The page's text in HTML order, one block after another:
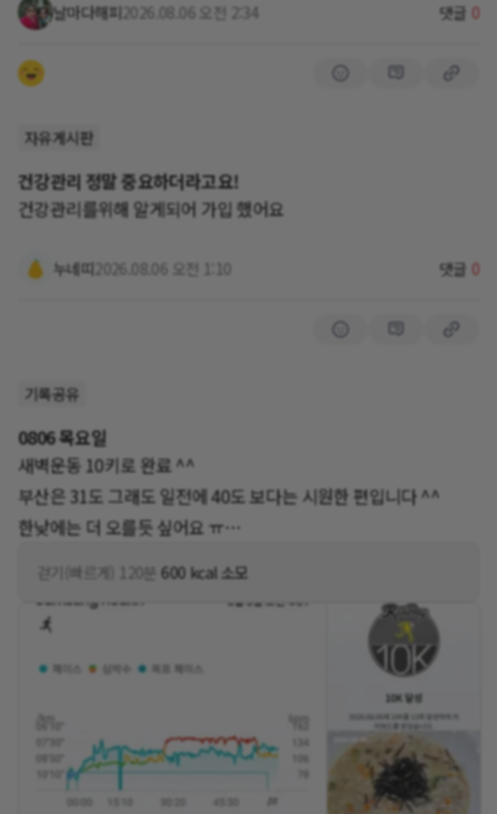
날마다해피2026.08.06 오전 2:34 댓글 0
자유게시판
건강관리 정말 중요하더라고요!
건강관리를위해 알게되어 가입 했어요
누네띠2026.08.06 오전 1:10 댓글 0
기록공유
0806 목요일
새벽운동 10키로 완료 ^^
부산은 31도 그래도 일전에 40도 보다는 시원한 편입니다 ^^
한낮에는 더 오를듯 싶어요 ㅠ
걷기(빠르게) 120분600 kcal 소모